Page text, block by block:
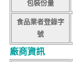
包裝份量
食品業者登錄字
號
廠商資訊